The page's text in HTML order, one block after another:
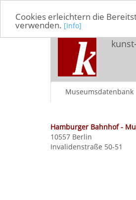
Cookies erleichtern die
verwenden. [Info]
Museumsdatenbank
Hamburger Bahnhof -
10557 Berlin
Invalidenstraße 50-51